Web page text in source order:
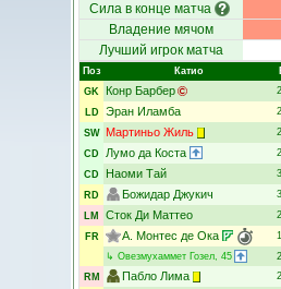
Сила в конце матча
Владение мячом
Лучший игрок матча
Поз
Катио
GK
Конр Барбер
LD
Эран Иламба
SW
Мартиньо Жиль
CD
Лумо да Коста
CD
Наоми Тай
RD
Божидар Джукич
LM
Сток Ди Маттео
FR
А. Монтес де Ока
↳ Овезмухаммет Гозел, 45
RM
Пабло Лима